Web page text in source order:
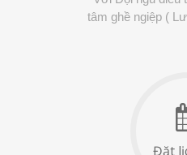
tâm ghề ngiệp (
Đặt